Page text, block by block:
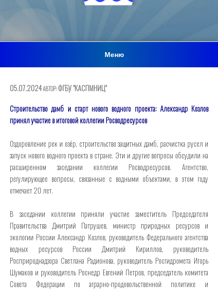
Меню
ОПУБЛИКОВАНО
05.07.2024АВТОР:ФГБУ "КАСПМНИЦ"
Строительство дамб и старт нового водного проекта: Александр Козлов
принял участие в итоговой коллегии Росводресурсов
Оздоровление рек и озёр, строительство защитных дамб, расчистка русел и
запуск нового водного проекта в стране. Эти и другие вопросы обсудили на
расширенном заседании коллегии Росводресурсов. Агентство,
регулирующее вопросы, связанные с водными объектами, в этом году
отмечает 20 лет.
В заседании коллегии приняли участие заместитель Председателя
Правительства Дмитрий Патрушев, министр природных ресурсов и
экологии России Александр Козлов, руководитель Федерального агентства
водных ресурсов России Дмитрий Кириллов, руководитель
Росприроднадзора Светлана Радионова, руководитель Росгидромета Игорь
Шумаков и руководитель Роснедр Евгений Петров, председатель комитета
Совета Федерации по аграрно-продовольственной политике и